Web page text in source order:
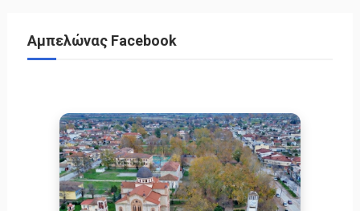
Αμπελώνας Facebook